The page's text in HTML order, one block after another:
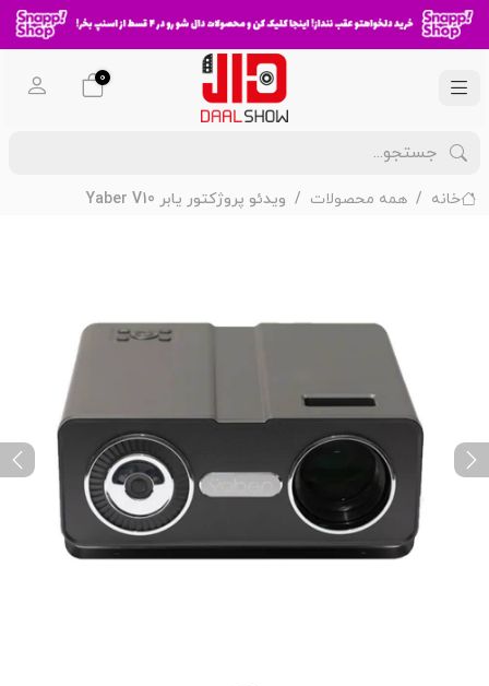
0
خانه همه محصولات ویدئو پروژکتور یابر Yaber V10
Previous